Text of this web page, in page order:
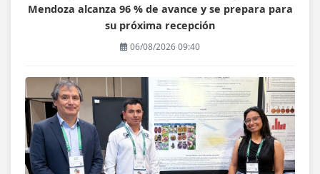
Mendoza alcanza 96 % de avance y se prepara para
su próxima recepción
06/08/2026 09:40